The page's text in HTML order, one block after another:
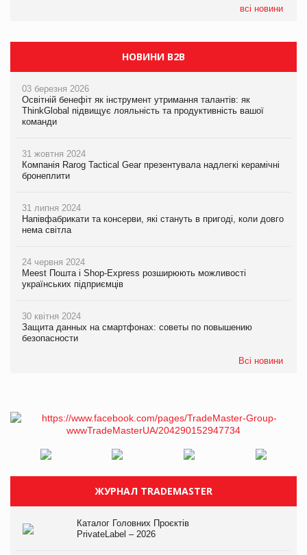
всі новини
НОВИНИ B2B
03 березня 2026
Освітній бенефіт як інструмент утримання талантів: як
ThinkGlobal підвищує лояльність та продуктивність вашої
команди
31 жовтня 2024
Компанія Rarog Tactical Gear презентувала надлегкі керамічні
бронеплити
31 липня 2024
Напівфабрикати та консерви, які стануть в пригоді, коли довго
нема світла
24 червня 2024
Meest Пошта і Shop-Express розширюють можливості
українських підприємців
30 квітня 2024
Защита данных на смартфонах: советы по повышению
безопасности
Всі новини
ЖУРНАЛ TRADEMASTER
Каталог Головних Проєктів
PrivateLabel – 2026